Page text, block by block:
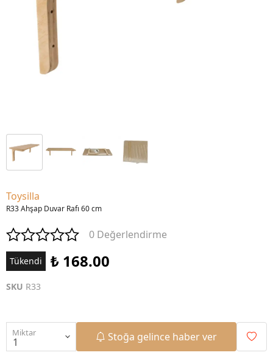
Toysilla
R33 Ahşap Duvar Rafı 60 cm
0 Değerlendirme
Tükendi ₺ 168.00
SKU R33
Miktar Stoğa gelince haber ver